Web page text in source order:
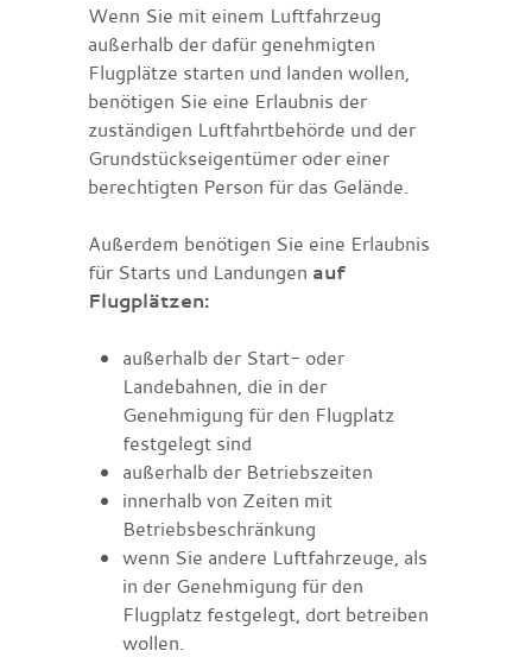
Wenn Sie mit einem Luftfahrzeug
außerhalb der dafür genehmigten
Flugplätze starten und landen wollen,
benötigen Sie eine Erlaubnis der
zuständigen Luftfahrtbehörde und der
Grundstückseigentümer oder einer
berechtigten Person für das Gelände.
Außerdem benötigen Sie eine Erlaubnis
für Starts und Landungen auf
Flugplätzen:
außerhalb der Start- oder
Landebahnen, die in der
Genehmigung für den Flugplatz
festgelegt sind
außerhalb der Betriebszeiten
innerhalb von Zeiten mit
Betriebsbeschränkung
wenn Sie andere Luftfahrzeuge, als
in der Genehmigung für den
Flugplatz festgelegt, dort betreiben
wollen.